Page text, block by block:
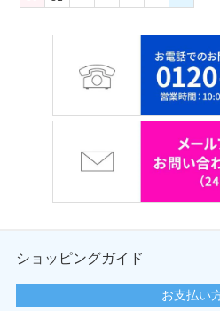
ショッピングガイド
お支払い